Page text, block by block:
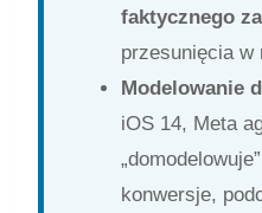
faktycznego
przesunięcia w
Modelowanie
iOS 14, Meta
konwersje,